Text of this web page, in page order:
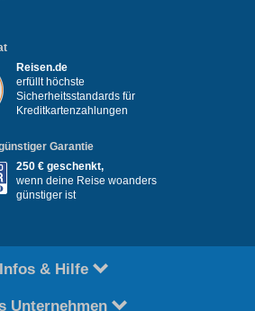
Reisen.de
erfüllt höchste
Sicherheitsstandards für
Kreditkartenzahlungen
Garantie
250 € geschenkt,
wenn deine Reise woanders
günstiger ist
Infos & Hilfe
Unternehmen